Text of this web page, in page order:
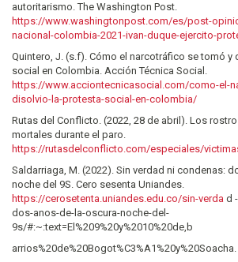
autoritarismo. The Washington Post.
https://www.washingtonpost.com/es/post-
nacional-colombia-2021-ivan-duque-ejercito-
Quintero, J. (s.f). Cómo el narcotráfico se tomó y
social en Colombia. Acción Técnica Social.
https://www.acciontecnicasocial.com/como-el-
disolvio-la-protesta-social-en-colombia/
Rutas del Conflicto. (2022, 28 de abril). Los
mortales durante el paro.
https://rutasdelconflicto.com/especiales/
Saldarriaga, M. (2022). Sin verdad ni condenas:
noche del 9S. Cero sesenta Uniandes.
https://cerosetenta.uniandes.edu.co/sin-verda d
dos-anos-de-la-oscura-noche-del-
9s/#:~:text=El%209%20y%2010%20de,b
arrios%20de%20Bogot%C3%A1%20y%20Soacha.